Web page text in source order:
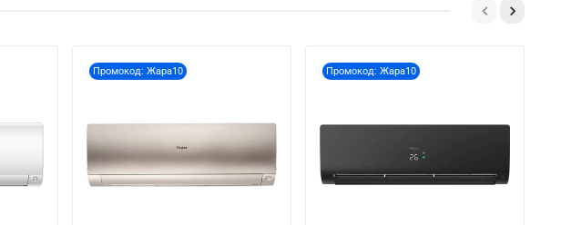
Промокод: Жара10 Промокод: Жара10